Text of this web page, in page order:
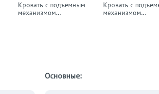
Основные:
Кровать с подъемным
механизмом
Кровать с
механизмом